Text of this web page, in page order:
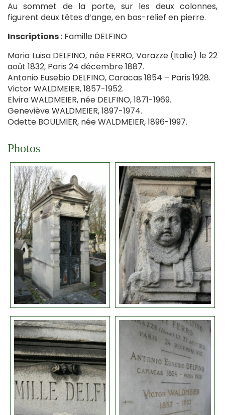
Au sommet de la porte, sur les deux colonnes,
figurent deux têtes d’ange, en bas-relief en pierre.
Inscriptions: Famille DELFINO
Maria Luisa DELFINO, née FERRO, Varazze (Italie) le 22
août 1832, Paris 24 décembre 1887.
Antonio Eusebio DELFINO, Caracas 1854 – Paris 1928.
Victor WALDMEIER, 1857-1952.
Elvira WALDMEIER, née DELFINO, 1871-1969.
Geneviève WALDMEIER, 1897-1974.
Odette BOULMIER, née WALDMEIER, 1896-1997.
Photos